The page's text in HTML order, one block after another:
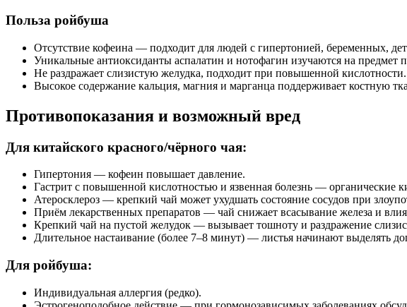
Польза ройбуша
Отсутствие кофеина — подходит для людей с гипертонией, беременных,
Уникальные антиоксиданты аспалатин и нотофагин изучаются на предмет
Не раздражает слизистую желудка, подходит при повышенной кислотности.
Высокое содержание кальция, магния и марганца поддерживает костную
Противопоказания и возможный вред
Для китайского красного/чёрного чая:
Гипертония — кофеин повышает давление.
Гастрит с повышенной кислотностью и язвенная болезнь — органические
Атеросклероз — крепкий чай может ухудшать состояние сосудов при
Приём лекарственных препаратов — чай снижает всасывание железа и
Крепкий чай на пустой желудок — вызывает тошноту и раздражение
Длительное настаивание (более 7–8 минут) — листья начинают выделять
Для ройбуша:
Индивидуальная аллергия (редко).